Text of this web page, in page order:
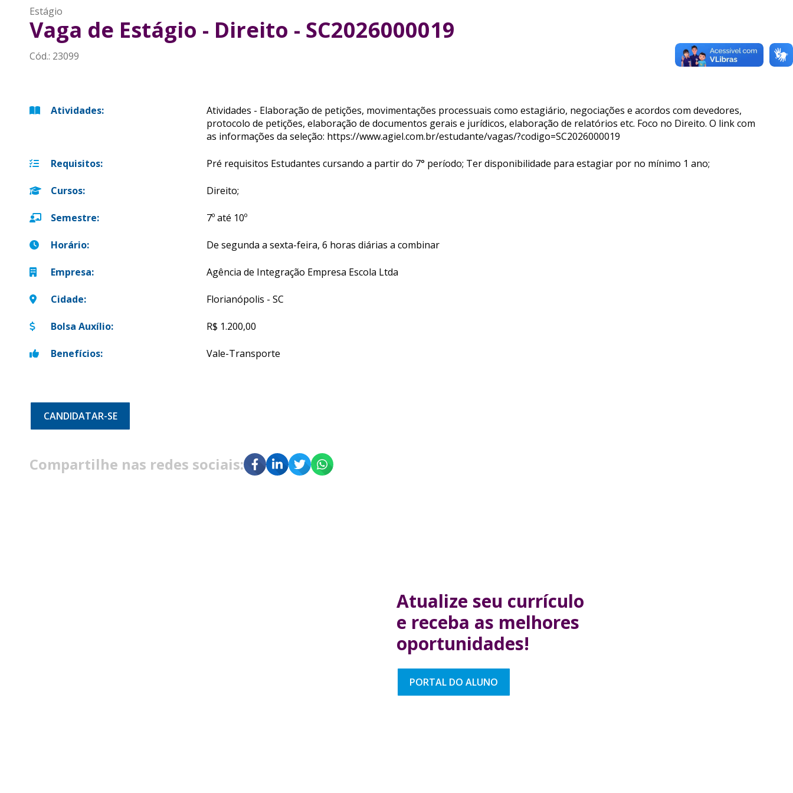
Estágio
Vaga de Estágio - Direito - SC2026000019
Cód.: 23099
Atividades:
Atividades - Elaboração de petições, movimentações processuais como estagiário, negociações e acordos com devedores,
protocolo de petições, elaboração de documentos gerais e jurídicos, elaboração de relatórios etc. Foco no Direito. O link com
as informações da seleção: https://www.agiel.com.br/estudante/vagas/?codigo=SC2026000019
Requisitos: Pré requisitos Estudantes cursando a partir do 7° período; Ter disponibilidade para estagiar por no mínimo 1 ano;
Cursos: Direito;
Semestre: 7º até 10º
Horário: De segunda a sexta-feira, 6 horas diárias a combinar
Empresa: Agência de Integração Empresa Escola Ltda
Cidade: Florianópolis - SC
Bolsa Auxílio: R$ 1.200,00
Benefícios: Vale-Transporte
CANDIDATAR-SE
Compartilhe nas redes sociais:
Atualize seu currículo
e receba as melhores
oportunidades!
PORTAL DO ALUNO